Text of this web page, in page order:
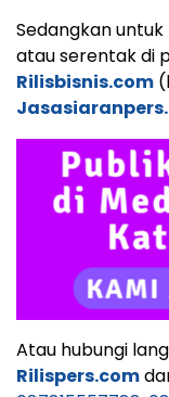
Sedangkan
atau serentak di
Rilisbisnis.com
Atau hubungi
Rilispers.com